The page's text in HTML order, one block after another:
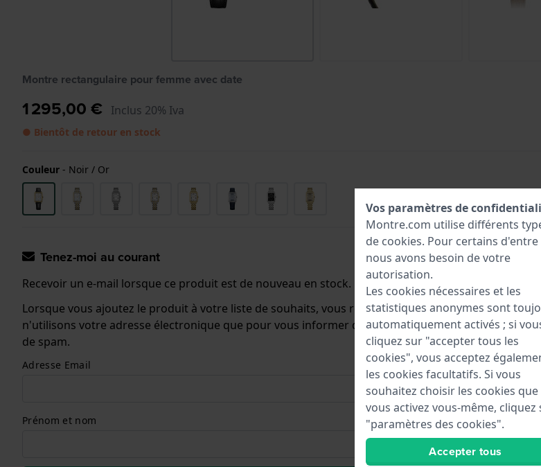
Montre rectangulaire pour femme avec date
1 295,00 € Inclus 20% Iva
● Bientôt de retour en stock
Couleur - Noir / Or
Tenez-moi au courant
Recevoir un e-mail lorsque ce produit est de nouveau en stock.
Lorsque vous ajoutez le produit à votre liste de souhaits, vous recevrez un e-mail dès qu'il sera
n'utilisons votre adresse électronique que pour vous informer des nouveaux stocks. Elle est
de spam.
Adresse Email
Prénom et nom
Vos paramètres de
Montre.com utilise différents
de cookies. Pour certains d'entre
nous avons besoin de votre
autorisation.
Les cookies nécessaires et les
statistiques anonymes sont
automatiquement activés ; si
cliquez sur "accepter tous les
cookies", vous acceptez
les cookies facultatifs. Si vous
souhaitez choisir les cookies que
vous activez vous-même, cliquez
"paramètres des cookies".
Accepter tous